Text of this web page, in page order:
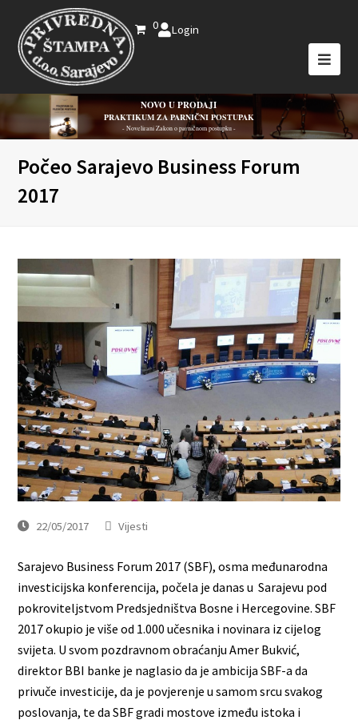
0 Login
NOVO U PRODAJI
PRAKTIKUM ZA PARNIČNI POSTUPAK
- Novelirani Zakon o parničnom postupku -
Počeo Sarajevo Business Forum
2017
22/05/2017 Vijesti
Sarajevo Business Forum 2017 (SBF), osma međunarodna
investicijska konferencija, počela je danas u Sarajevu pod
pokroviteljstvom Predsjedništva Bosne i Hercegovine. SBF
2017 okupio je više od 1.000 učesnika i novinara iz cijelog
svijeta. U svom pozdravnom obraćanju Amer Bukvić,
direktor BBI banke je naglasio da je ambicija SBF-a da
privuče investicije, da je povjerenje u samom srcu svakog
poslovanja, te da SBF gradi mostove između istoka i